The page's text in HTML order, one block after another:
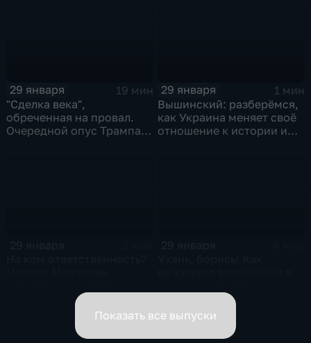
29 января
19 мин
"Сделка века",
обреченная на провал.
Очередной опус Трампа.
29 января
1 мин
Вышинский: разберёмся,
как Украина меняет своё
отношение к истории и
вице-премьеров
Показать все выпуски